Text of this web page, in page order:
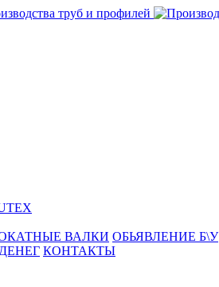
ВАЛКИ ОБЬЯВЛЕНИЕ Б\У
КОНТАКТЫ